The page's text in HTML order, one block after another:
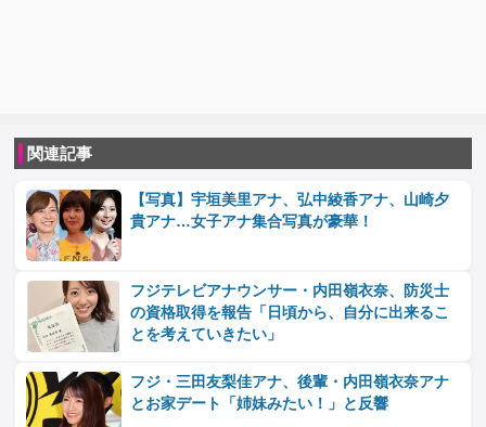
関連記事
【写真】宇垣美里アナ、弘中綾香アナ、山崎夕
貴アナ…女子アナ集合写真が豪華！
フジテレビアナウンサー・内田嶺衣奈、防災士
の資格取得を報告「日頃から、自分に出来るこ
とを考えていきたい」
フジ・三田友梨佳アナ、後輩・内田嶺衣奈アナ
とお家デート「姉妹みたい！」と反響